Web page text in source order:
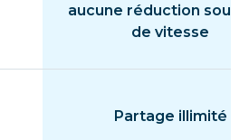
aucune réduction
de vitesse
Partage illimité